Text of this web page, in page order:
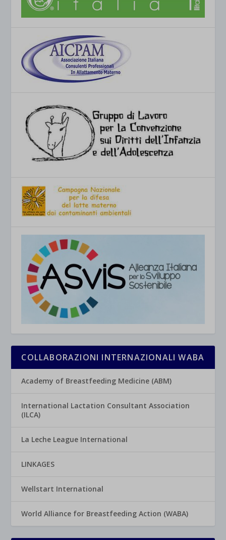
COLLABORAZIONI INTERNAZIONALI WABA
Academy of Breastfeeding Medicine (ABM)
International Lactation Consultant Association
(ILCA)
La Leche League International
LINKAGES
Wellstart International
World Alliance for Breastfeeding Action (WABA)